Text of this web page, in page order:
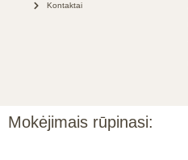
Kontaktai
Mokėjimais rūpinasi: